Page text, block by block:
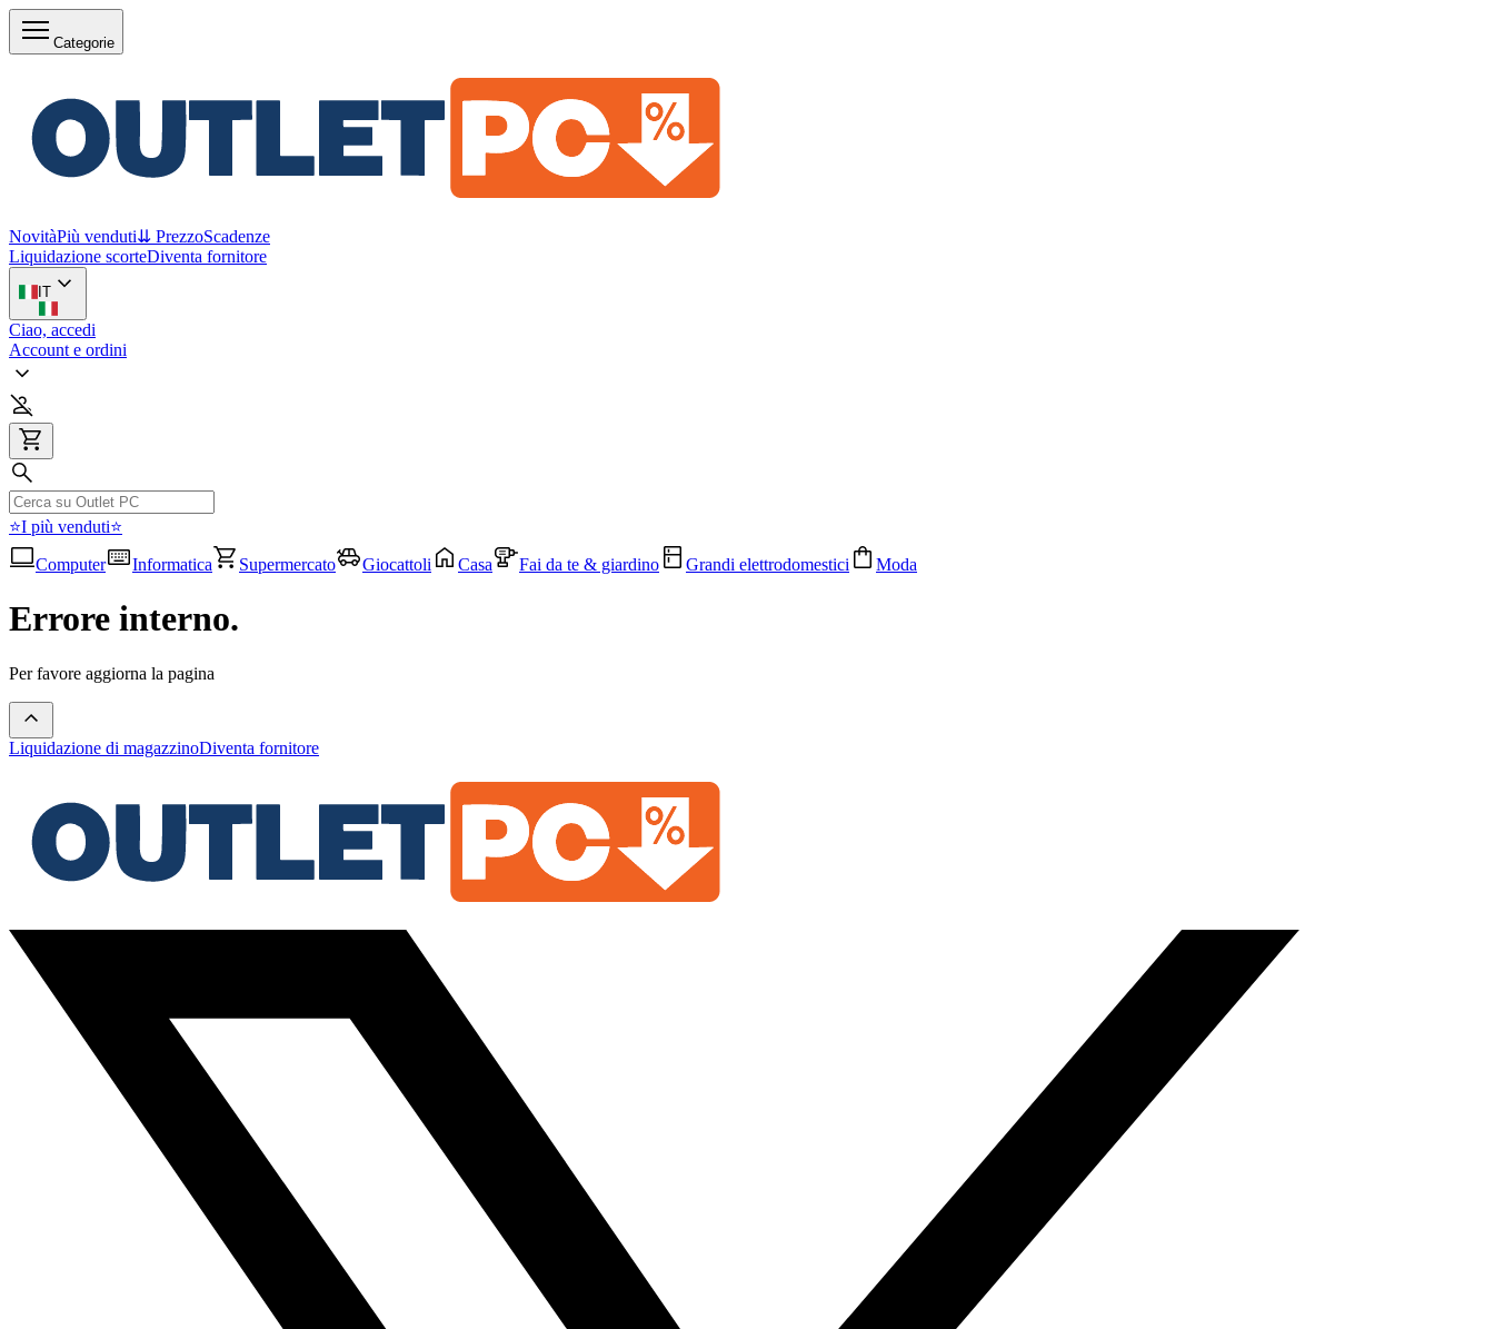
Categorie
NovitàPiù venduti⇊ PrezzoScadenze
Liquidazione scorteDiventa fornitore
IT
Ciao, accedi
Account e ordini
⭐I più venduti⭐
Computer
Informatica Supermercato Giocattoli Casa Fai da te & giardino Grandi elettrodomestici Moda
Errore interno.
Per favore aggiorna la pagina
Liquidazione di magazzinoDiventa fornitore